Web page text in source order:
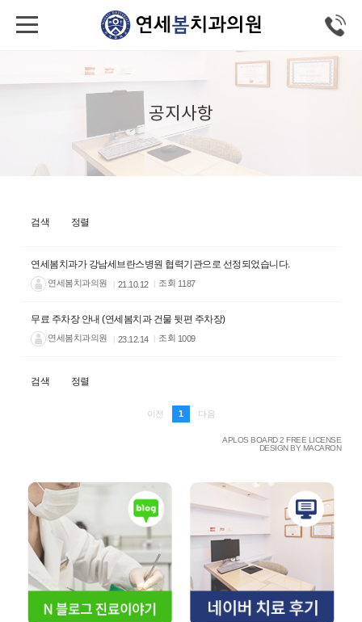
공지사항
검색 정렬
연세봄치과가 강남세브란스병원 협력기관으로 선정되었습니다.
연세봄치과의원 21.10.12 조회 1187
무료 주차장 안내 (연세봄치과 건물 뒷편 주차장)
연세봄치과의원 23.12.14 조회 1009
검색 정렬
이전 1 다음
APLOS BOARD 2 FREE LICENSE
DESIGN BY MACARON